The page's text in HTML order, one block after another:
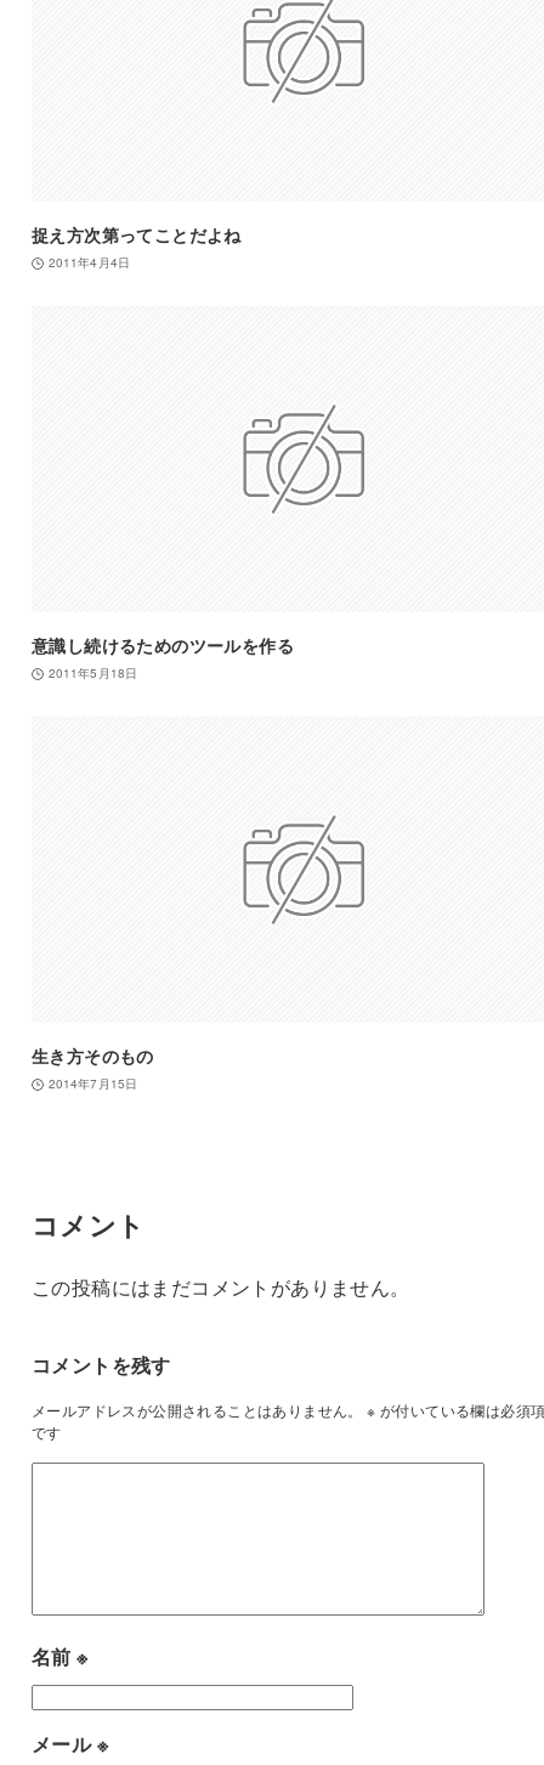
捉え方次第ってことだよね
2011年4月4日
意識し続けるためのツールを作る
2011年5月18日
生き方そのもの
2014年7月15日
コメント
この投稿にはまだコメントがありません。
コメントを残す
メールアドレスが公開されることはありません。 ※ が付いている欄は必須
です
名前※
メール※